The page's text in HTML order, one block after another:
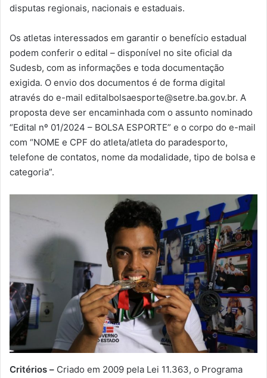
disputas regionais, nacionais e estaduais.
Os atletas interessados em garantir o benefício estadual
podem conferir o edital – disponível no site oficial da
Sudesb, com as informações e toda documentação
exigida. O envio dos documentos é de forma digital
através do e-mail editalbolsaesporte@setre.ba.gov.br. A
proposta deve ser encaminhada com o assunto nominado
“Edital nº 01/2024 – BOLSA ESPORTE” e o corpo do e-mail
com “NOME e CPF do atleta/atleta do paradesporto,
telefone de contatos, nome da modalidade, tipo de bolsa e
categoria”.
Critérios – Criado em 2009 pela Lei 11.363, o Programa